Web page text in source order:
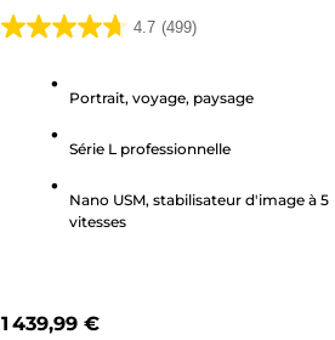
4.7 (499)
4.7
étoiles.
Portrait, voyage, paysage
Série L professionnelle
Nano USM, stabilisateur d'image à 5
vitesses
1 439,99 €